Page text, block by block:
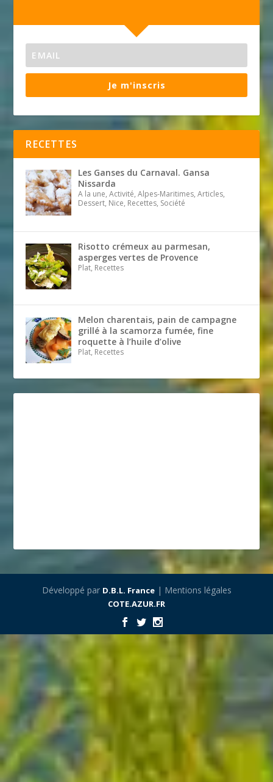
Je m'inscris
RECETTES
Les Ganses du Carnaval. Gansa
Nissarda
A la une, Activité, Alpes-Maritimes, Articles,
Dessert, Nice, Recettes, Société
Risotto crémeux au parmesan,
asperges vertes de Provence
Plat, Recettes
Melon charentais, pain de campagne
grillé à la scamorza fumée, fine
roquette à l’huile d’olive
Plat, Recettes
Développé par D.B.L. France| Mentions légales
COTE.AZUR.FR